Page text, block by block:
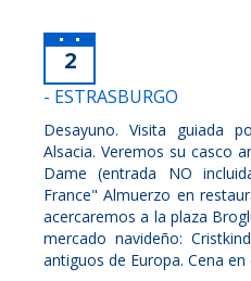
2
- ESTRASBURGO
Desayuno. Visita guiada
Alsacia. Veremos su casco
Dame (entrada NO
France" Almuerzo en
acercaremos a la plaza
mercado navideño:
antiguos de Europa. Cena